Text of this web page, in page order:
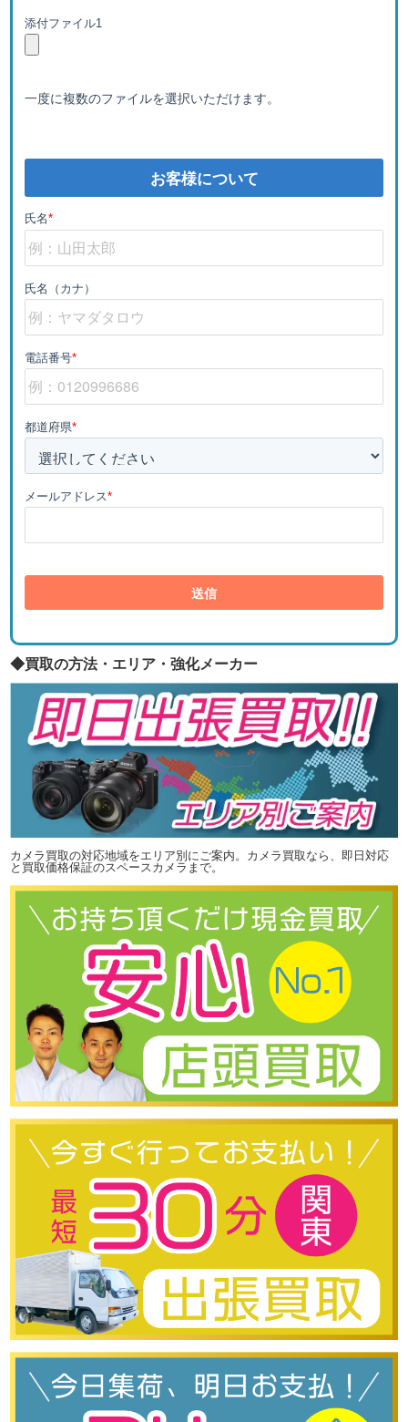
添付ファイル1
一度に複数のファイルを選択いただけます。
お客様について
氏名*
氏名（カナ）
電話番号*
都道府県*
メールアドレス*
◆買取の方法・エリア・強化メーカー
カメラ買取の対応地域をエリア別にご案内。カメラ買取なら、即日対応
と買取価格保証のスペースカメラまで。